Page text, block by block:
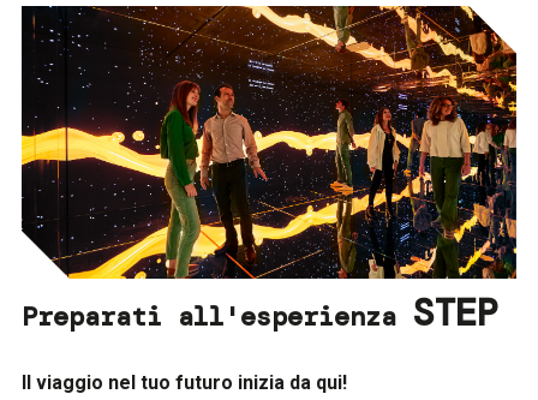
Preparati all'esperienza STEP
Il viaggio nel tuo futuro inizia da qui!